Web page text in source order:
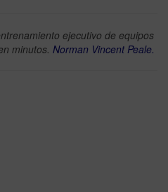
ejecutivo de equipos
minutos. Norman Vincent Peale.